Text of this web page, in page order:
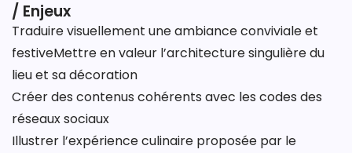
/ Enjeux
Traduire visuellement une ambiance conviviale et
festiveMettre en valeur l’architecture singulière du
lieu et sa décoration
Créer des contenus cohérents avec les codes des
réseaux sociaux
Illustrer l’expérience culinaire proposée par le